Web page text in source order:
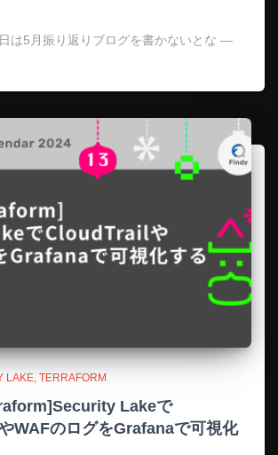
は5月振り返りブログを書かないとな —
LAKE TERRAFORM
Lakeで
WAFのログをGrafanaで可視化